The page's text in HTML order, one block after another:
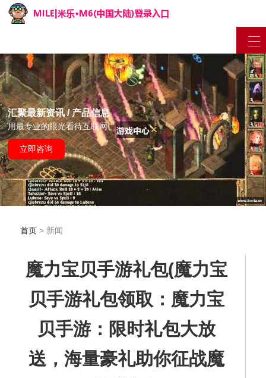
汇聚最新资讯 / 产品信息
用最专业的眼光看待互联网
立即咨询
首页> 新闻
魔力宝贝手游礼包(魔力宝
贝手游礼包领取：魔力宝
贝手游：限时礼包大放
送，海量豪礼助你征战魔